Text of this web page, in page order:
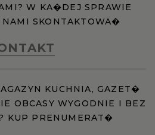
W KA�DEJ SPRAWIE
SKONTAKTOWA�
KUCHNIA, GAZET�
OBCASY WYGODNIE I BEZ
KUP PRENUMERAT�